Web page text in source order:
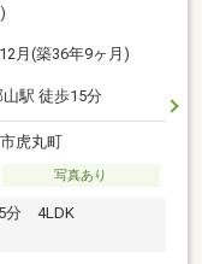
)
月(築36年9ヶ月)
駅 徒歩15分
虎丸町
写真あり
分 4LDK